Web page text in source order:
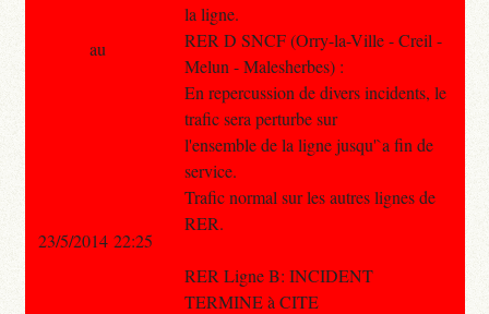
la ligne.
RER D SNCF (Orry-la-Ville - Creil -
Melun - Malesherbes) :
En repercussion de divers incidents, le
trafic sera perturbe sur
l'ensemble de la ligne jusqu'`a fin de
service.
Trafic normal sur les autres lignes de
RER.
RER Ligne B: INCIDENT
TERMINE à CITE
au
23/5/2014 22:25